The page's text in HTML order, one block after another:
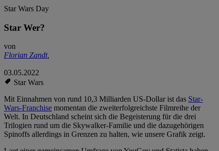
Star Wars Day
Star Wer?
von
Florian Zandt,
03.05.2022
Star Wars
Mit Einnahmen von rund 10,3 Milliarden US-Dollar ist das Star-
Wars-Franchise momentan die zweiterfolgreichste Filmreihe der
Welt. In Deutschland scheint sich die Begeisterung für die drei
Trilogien rund um die Skywalker-Familie und die dazugehörigen
Spinoffs allerdings in Grenzen zu halten, wie unsere Grafik zeigt.